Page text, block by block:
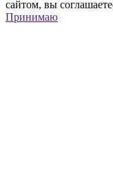
сайтом, вы
Принимаю